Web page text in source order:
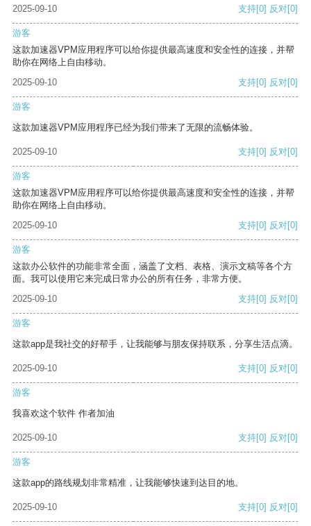
2025-09-10 支持[0] 反对[0]
游客
这款加速器VPM应用程序可以给你提供最高速度和安全性的连接，并帮
助你在网络上自由移动。
2025-09-10
支持[0] 反对[0]
游客
这款加速器VPM应用程序已经为我们带来了无限的流畅体验。
2025-09-10 支持[0] 反对[0]
游客
这款加速器VPM应用程序可以给你提供最高速度和安全性的连接，并帮
助你在网络上自由移动。
2025-09-10
支持[0] 反对[0]
游客
这款办公软件的功能非常全面，涵盖了文档、表格、演示文稿等各个方
面。我可以使用它来完成日常办公的所有任务，非常方便。
2025-09-10
支持[0] 反对[0]
游客
这款app是我社交的好帮手，让我能够与朋友保持联系，分享生活点滴。
2025-09-10 支持[0] 反对[0]
游客
我喜欢这个软件 作者加油
2025-09-10 支持[0] 反对[0]
游客
这款app的路线规划非常精准，让我能够快速到达目的地。
2025-09-10 支持[0] 反对[0]